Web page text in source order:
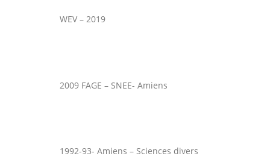
WEV – 2019
2009 FAGE – SNEE- Amiens
1992-93- Amiens – Sciences divers